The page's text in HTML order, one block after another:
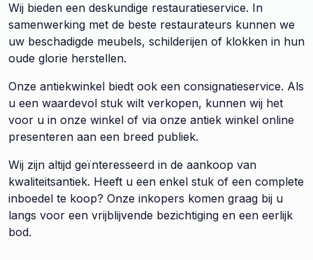
Wij bieden een deskundige restauratieservice. In
samenwerking met de beste restaurateurs kunnen we
uw beschadigde meubels, schilderijen of klokken in hun
oude glorie herstellen.
Onze antiekwinkel biedt ook een consignatieservice. Als
u een waardevol stuk wilt verkopen, kunnen wij het
voor u in onze winkel of via onze antiek winkel online
presenteren aan een breed publiek.
Wij zijn altijd geïnteresseerd in de aankoop van
kwaliteitsantiek. Heeft u een enkel stuk of een complete
inboedel te koop? Onze inkopers komen graag bij u
langs voor een vrijblijvende bezichtiging en een eerlijk
bod.